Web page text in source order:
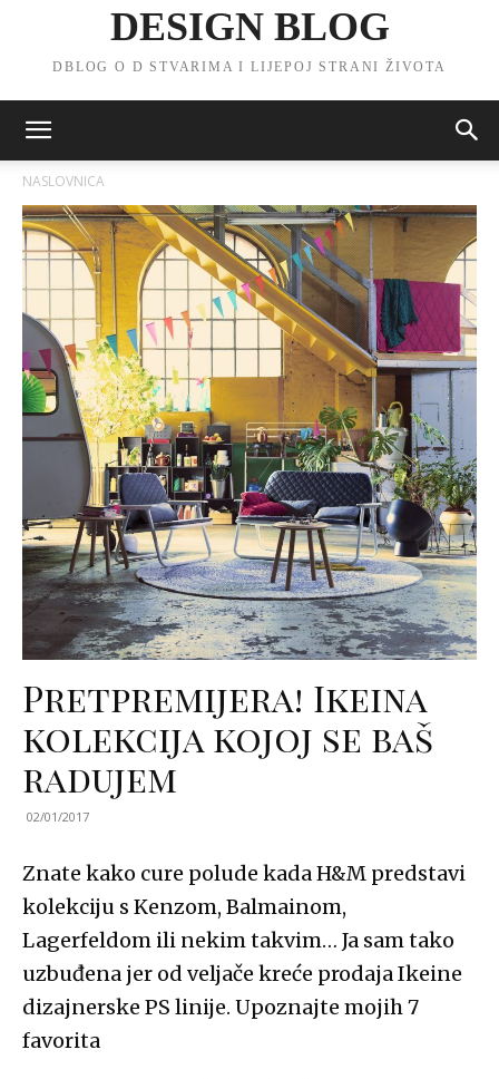
DESIGN BLOG
DBLOG O D STVARIMA I LIJEPOJ STRANI ŽIVOTA
NASLOVNICA
Pretpremijera! Ikeina
kolekcija kojoj se baš
radujem
02/01/2017
Znate kako cure polude kada H&M predstavi
kolekciju s Kenzom, Balmainom,
Lagerfeldom ili nekim takvim… Ja sam tako
uzbuđena jer od veljače kreće prodaja Ikeine
dizajnerske PS linije. Upoznajte mojih 7
favorita